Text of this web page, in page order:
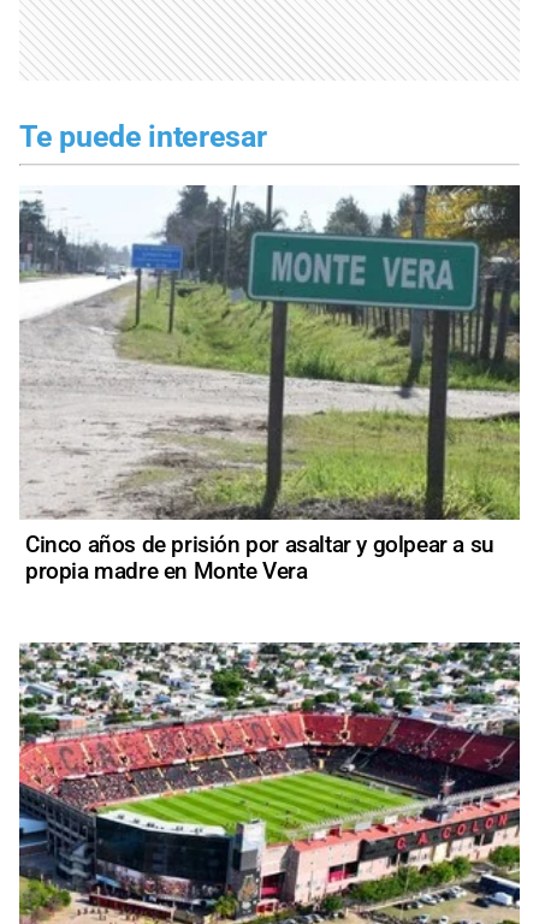
Te puede interesar
Cinco años de prisión por asaltar y golpear a su
propia madre en Monte Vera